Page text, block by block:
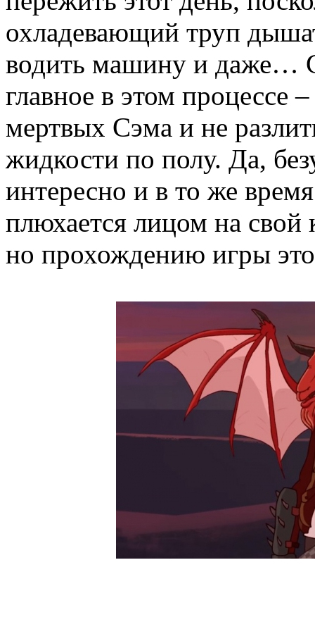
охладевающий труп
водить машину и даже…
главное в этом процессе
мертвых Сэма и не
жидкости по полу. Да,
интересно и в то же
плюхается лицом на свой
но прохождению игры